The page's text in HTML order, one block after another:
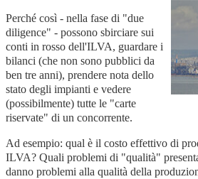
Perché così - nella fase di "due
diligence" - possono sbirciare sui
conti in rosso dell'ILVA, guardare i
bilanci (che non sono pubblici da
ben tre anni), prendere nota dello
stato degli impianti e vedere
(possibilmente) tutte le "carte
riservate" di un concorrente.
Ad esempio: qual è il costo effettivo di
ILVA? Quali problemi di "qualità"
danno problemi alla qualità della